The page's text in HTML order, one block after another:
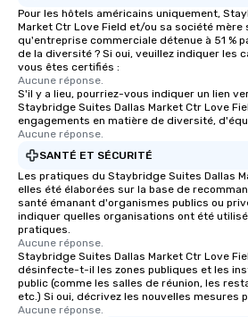
Pour les hôtels américains uniquement,
Market Ctr Love Field et/ou sa société
qu'entreprise commerciale détenue à 51 %
de la diversité ? Si oui, veuillez indiquer les
vous êtes certifiés :
Aucune réponse.
S'il y a lieu, pourriez-vous indiquer un lien
Staybridge Suites Dallas Market Ctr Love
engagements en matière de diversité,
Aucune réponse.
SANTÉ ET SÉCURITÉ
Les pratiques du Staybridge Suites Dallas
elles été élaborées sur la base de
santé émanant d'organismes publics ou
indiquer quelles organisations ont été
pratiques.
Aucune réponse.
Staybridge Suites Dallas Market Ctr Love
désinfecte-t-il les zones publiques et les
public (comme les salles de réunion, les
etc.) Si oui, décrivez les nouvelles mesures
Aucune réponse.